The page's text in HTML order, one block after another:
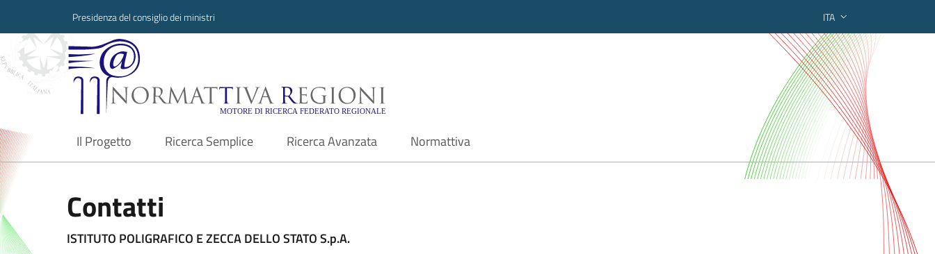
Presidenza del consiglio dei ministri ITA
Normattiva Regioni - Motore di ricerca federato regionale
Il Progetto
current Ricerca Semplice Ricerca Avanzata Normattiva
Contatti
ISTITUTO POLIGRAFICO E ZECCA DELLO STATO S.p.A.